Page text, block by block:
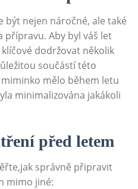
být nejen náročné, ale také
přípravu. Aby byl váš let
dodržovat několik
součástí této
mělo během letu
minimalizována jakákoli
před letem
správně připravit
mimo jiné: